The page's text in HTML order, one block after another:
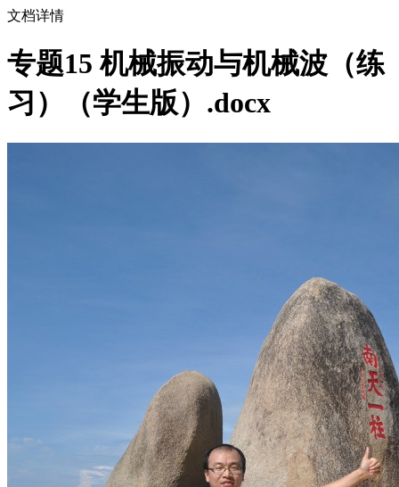
文档详情
专题15 机械振动与机械波（练
习）（学生版）.docx